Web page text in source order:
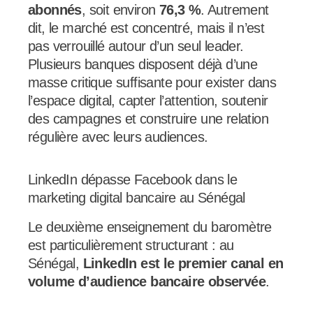
abonnés, soit environ 76,3 %. Autrement
dit, le marché est concentré, mais il n’est
pas verrouillé autour d’un seul leader.
Plusieurs banques disposent déjà d’une
masse critique suffisante pour exister dans
l’espace digital, capter l’attention, soutenir
des campagnes et construire une relation
régulière avec leurs audiences.
LinkedIn dépasse Facebook dans le
marketing digital bancaire au Sénégal
Le deuxième enseignement du baromètre
est particulièrement structurant : au
Sénégal, LinkedIn est le premier canal en
volume d’audience bancaire observée.